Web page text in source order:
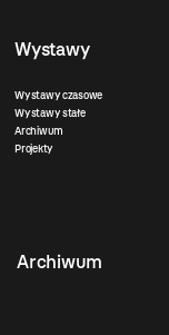
Wystawy
Wystawy czasowe
Wystawy stałe
Archiwum
Projekty
Archiwum